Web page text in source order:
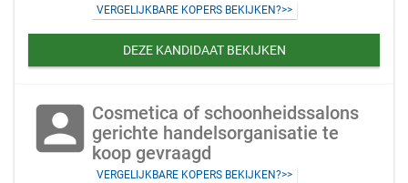
VERGELIJKBARE KOPERS BEKIJKEN?>>
DEZE KANDIDAAT BEKIJKEN
account_box Cosmetica of schoonheidssalons
gerichte handelsorganisatie te
koop gevraagd
VERGELIJKBARE KOPERS BEKIJKEN?>>